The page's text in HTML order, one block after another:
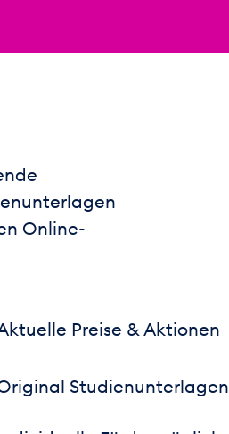
Online-
Preise & Aktionen
Studien­unterlagen